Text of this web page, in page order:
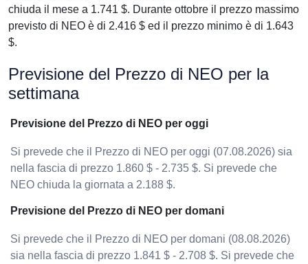
chiuda il mese a 1.741 $. Durante ottobre il prezzo massimo
previsto di NEO è di 2.416 $ ed il prezzo minimo è di 1.643
$.
Previsione del Prezzo di NEO per la
settimana
Previsione del Prezzo di NEO per oggi
Si prevede che il Prezzo di NEO per oggi (07.08.2026) sia
nella fascia di prezzo 1.860 $ - 2.735 $. Si prevede che
NEO chiuda la giornata a 2.188 $.
Previsione del Prezzo di NEO per domani
Si prevede che il Prezzo di NEO per domani (08.08.2026)
sia nella fascia di prezzo 1.841 $ - 2.708 $. Si prevede che